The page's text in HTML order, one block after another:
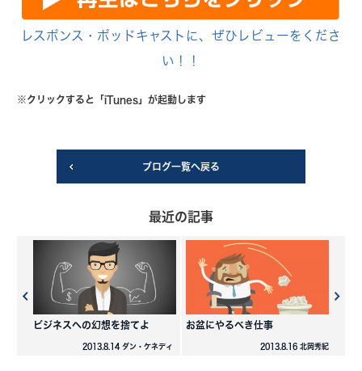
レスポンス・ポッドキャストに、ぜひレビューをくださ
い！！
※クリックすると「iTunes」が起動します
ブログ一覧へ戻る
最近の記事
ビジネスへの幻想を捨てよ
2013.8.14 ダン・ケネディ
お盆にやるべき仕事
2013.8.16 北岡秀紀